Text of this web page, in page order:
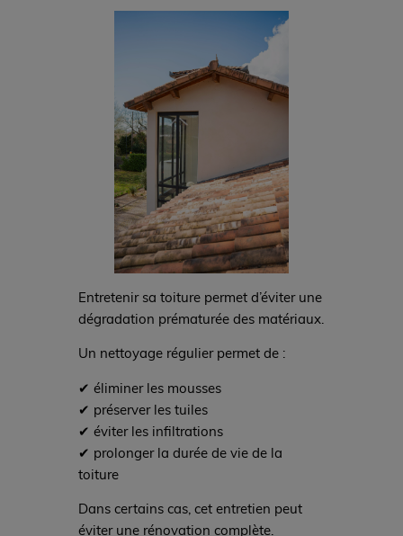
Entretenir sa toiture permet d’éviter une
dégradation prématurée des matériaux.
Un nettoyage régulier permet de :
✔ éliminer les mousses
✔ préserver les tuiles
✔ éviter les infiltrations
✔ prolonger la durée de vie de la
toiture
Dans certains cas, cet entretien peut
éviter une rénovation complète.